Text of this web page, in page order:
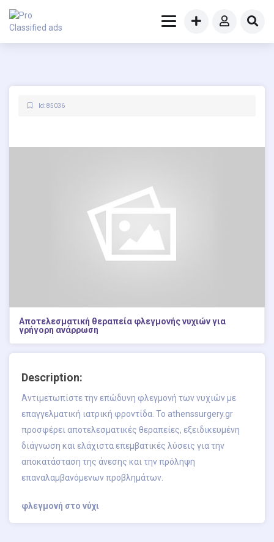
Id: 85036
Αποτελεσματική θεραπεία φλεγμονής νυχιών για
γρήγορη ανάρρωση
Description:
Αντιμετωπίστε την επώδυνη φλεγμονή των νυχιών με
επαγγελματική ιατρική φροντίδα. Το athenssurgery.gr
προσφέρει αποτελεσματικές θεραπείες, εξειδικευμένη
διάγνωση και ελάχιστα επεμβατικές λύσεις για την
αποκατάσταση της άνεσης και την πρόληψη
επαναλαμβανόμενων προβλημάτων.
φλεγμονή στο νύχι